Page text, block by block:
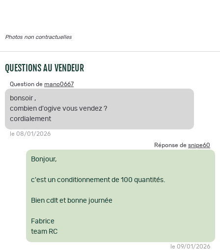
Photos non contractuelles
QUESTIONS AU VENDEUR
Question de mano0667
bonsoir ,
combien d'ogive vous vendez ?
cordialement
le 08/01/2026
Réponse de snipe60
Bonjour,
c'est un conditionnement de 100 quantités.
Bien cdlt et bonne journée
Fabrice
team RC
le 09/01/2026